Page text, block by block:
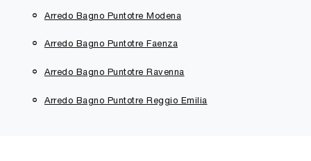
Arredo Bagno Puntotre Modena
Arredo Bagno Puntotre Faenza
Arredo Bagno Puntotre Ravenna
Arredo Bagno Puntotre Reggio Emilia